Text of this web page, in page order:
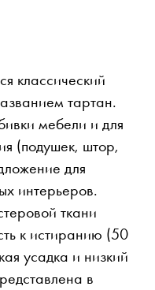
классический
тартан.
мебели и для
(подушек, штор,
для
интерьеров.
ткани
к истиранию (50
усадка и низкий
в